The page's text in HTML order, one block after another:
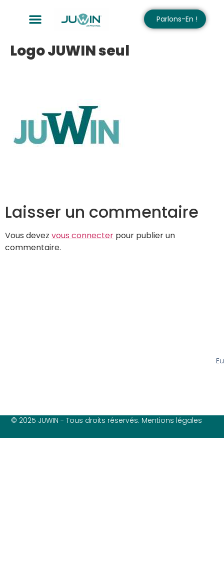
Parlons-En !
Logo JUWIN seul
Laisser un commentaire
Vous devez vous connecter pour publier un
commentaire.
© 2025 JUWIN - Tous droits réservés. Mentions légales